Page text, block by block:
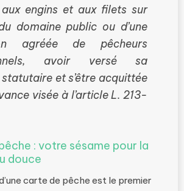
engins et aux filets sur
domaine public ou d’une
agréée de pêcheurs
avoir versé sa
et s’être acquittée
visée à l’article L. 213-
: votre sésame pour la
douce
carte de pêche est le premier